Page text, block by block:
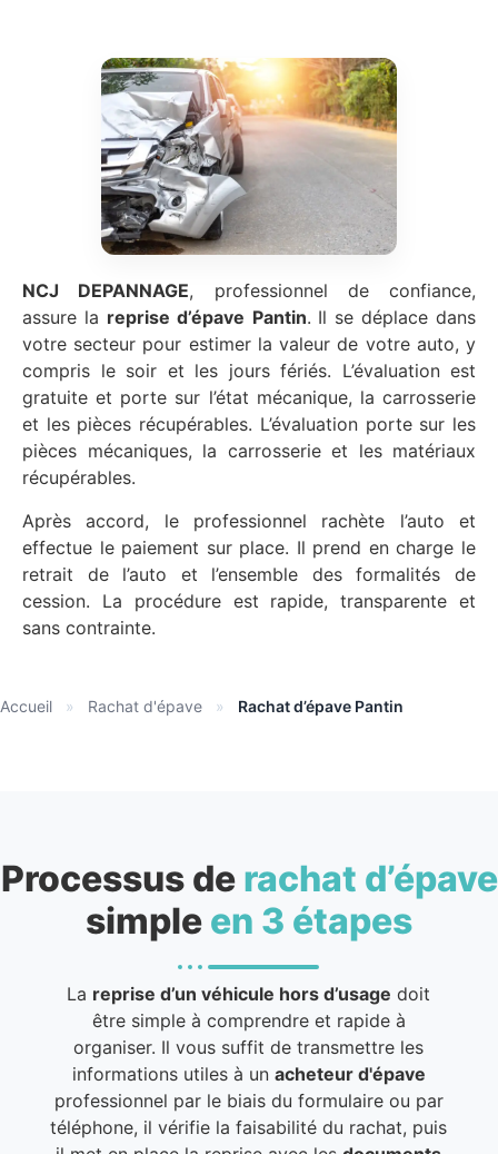
NCJ DEPANNAGE, professionnel de confiance,
assure la reprise d’épave Pantin. Il se déplace dans
votre secteur pour estimer la valeur de votre auto, y
compris le soir et les jours fériés. L’évaluation est
gratuite et porte sur l’état mécanique, la carrosserie
et les pièces récupérables. L’évaluation porte sur les
pièces mécaniques, la carrosserie et les matériaux
récupérables.
Après accord, le professionnel rachète l’auto et
effectue le paiement sur place. Il prend en charge le
retrait de l’auto et l’ensemble des formalités de
cession. La procédure est rapide, transparente et
sans contrainte.
Accueil » Rachat d'épave » Rachat d’épave Pantin
Processus de rachat d’épave
simple en 3 étapes
La reprise d’un véhicule hors d’usage doit
être simple à comprendre et rapide à
organiser. Il vous suffit de transmettre les
informations utiles à un acheteur d'épave
professionnel par le biais du formulaire ou par
téléphone, il vérifie la faisabilité du rachat, puis